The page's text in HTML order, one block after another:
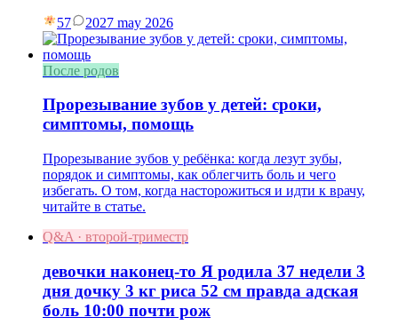
57 2027 may 2026
После родов
Прорезывание зубов у детей: сроки,
симптомы, помощь
Прорезывание зубов у ребёнка: когда лезут зубы,
порядок и симптомы, как облегчить боль и чего
избегать. О том, когда насторожиться и идти к врачу,
читайте в статье.
Q&A · второй-триместр
девочки наконец-то Я родила 37 недели 3
дня дочку 3 кг риса 52 см правда адская
боль 10:00 почти рож